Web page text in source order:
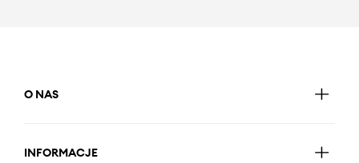
O NAS
INFORMACJE